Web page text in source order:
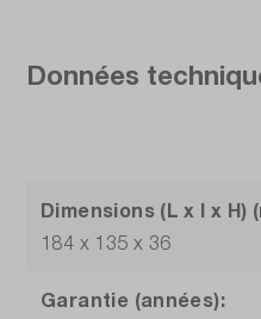
Données
Dimensions (L x l x H)
184 x 135 x 36
Garantie (années):